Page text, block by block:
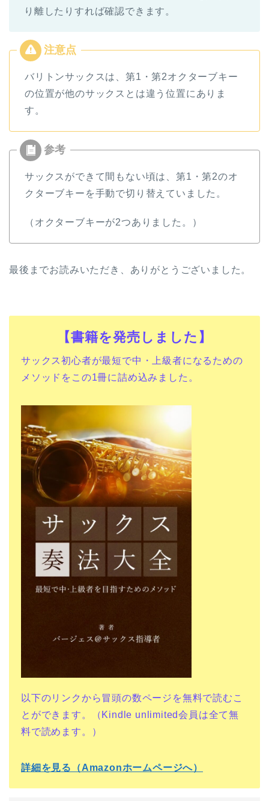
り離したりすれば確認できます。
バリトンサックスは、第1・第2オクターブキー
の位置が他のサックスとは違う位置にありま
す。
サックスができて間もない頃は、第1・第2のオ
クターブキーを手動で切り替えていました。
（オクターブキーが2つありました。）
最後までお読みいただき、ありがとうございました。
【書籍を発売しました】
サックス初心者が最短で中・上級者になるための
メソッドをこの1冊に詰め込みました。
以下のリンクから冒頭の数ページを無料で読むこ
とができます。（Kindle unlimited会員は全て無
料で読めます。）
詳細を見る（Amazonホームページへ）